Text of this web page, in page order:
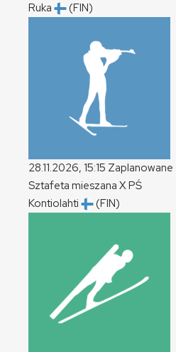
Ruka
(FIN)
28.11.2026, 15:15 Zaplanowane
Sztafeta mieszana XPŚ
Kontiolahti
(FIN)